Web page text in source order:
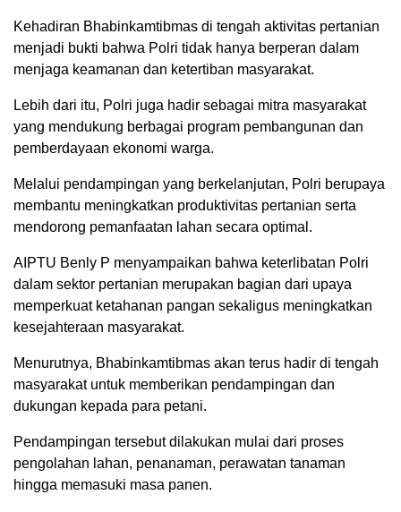
Kehadiran Bhabinkamtibmas di tengah aktivitas pertanian
menjadi bukti bahwa Polri tidak hanya berperan dalam
menjaga keamanan dan ketertiban masyarakat.
Lebih dari itu, Polri juga hadir sebagai mitra masyarakat
yang mendukung berbagai program pembangunan dan
pemberdayaan ekonomi warga.
Melalui pendampingan yang berkelanjutan, Polri berupaya
membantu meningkatkan produktivitas pertanian serta
mendorong pemanfaatan lahan secara optimal.
AIPTU Benly P menyampaikan bahwa keterlibatan Polri
dalam sektor pertanian merupakan bagian dari upaya
memperkuat ketahanan pangan sekaligus meningkatkan
kesejahteraan masyarakat.
Menurutnya, Bhabinkamtibmas akan terus hadir di tengah
masyarakat untuk memberikan pendampingan dan
dukungan kepada para petani.
Pendampingan tersebut dilakukan mulai dari proses
pengolahan lahan, penanaman, perawatan tanaman
hingga memasuki masa panen.